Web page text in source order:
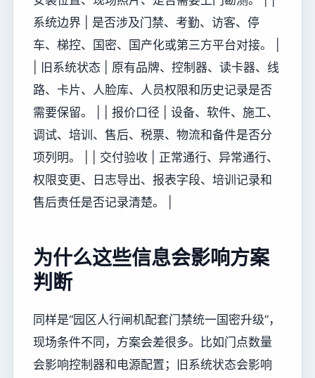
系统边界 | 是否涉及门禁、考勤、访客、停
车、梯控、国密、国产化或第三方平台对接。 |
| 旧系统状态 | 原有品牌、控制器、读卡器、线
路、卡片、人脸库、人员权限和历史记录是否
需要保留。 | | 报价口径 | 设备、软件、施工、
调试、培训、售后、税票、物流和备件是否分
项列明。 | | 交付验收 | 正常通行、异常通行、
权限变更、日志导出、报表字段、培训记录和
售后责任是否记录清楚。 |
为什么这些信息会影响方案
判断
同样是“园区人行闸机配套门禁统一国密升级”，
现场条件不同，方案会差很多。比如门点数量
会影响控制器和电源配置；旧系统状态会影响